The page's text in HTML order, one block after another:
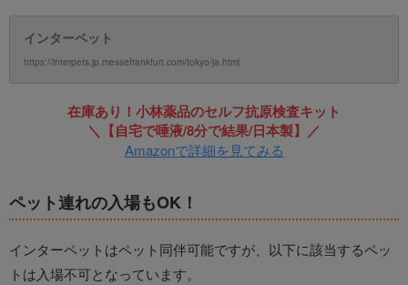
インターペット
https://interpets.jp.messefrankfurt.com/tokyo/ja.html
在庫あり！小林薬品のセルフ抗原検査キット
＼【自宅で唾液/8分で結果/日本製】／
Amazonで詳細を見てみる
ペット連れの入場もOK！
インターペットはペット同伴可能ですが、以下に該当するペッ
トは入場不可となっています。